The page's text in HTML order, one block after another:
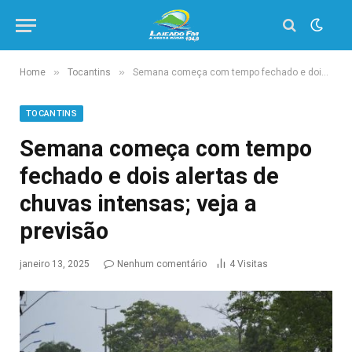
Home » Tocantins » Semana começa com tempo fechado e dois alertas de chuvas intensas; veja a previsão
TOCANTINS
Semana começa com tempo
fechado e dois alertas de
chuvas intensas; veja a
previsão
janeiro 13, 2025 Nenhum comentário 4 Visitas